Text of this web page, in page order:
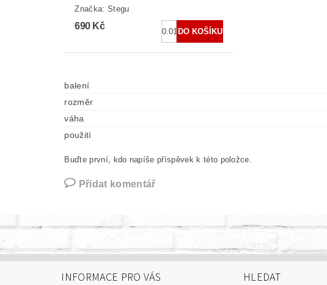
Značka: Stegu
690 Kč
balení
rozměr
váha
použití
Buďte první, kdo napíše příspěvek k této položce.
Přidat komentář
INFORMACE PRO VÁS HLEDAT